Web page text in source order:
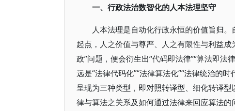
一、行政法治数智化的人本法理坚守
人本法理是自动化行政永恒的价值旨归
起点，人之价值与尊严、人之有限性与利益
政”问题，便会衍生出“代码即法律”“算法即法
远是“法律代码化”“法律算法化”“法律统治的
呈现为三种类型，即对照转译型、细化转译
律与算法之关系及如何通过法律来回应算法